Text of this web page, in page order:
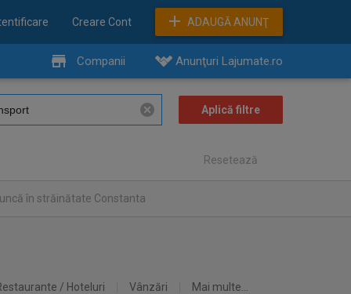
Creare Cont ADAUGĂ ANUNŢ
Companii Anunţuri Lajumate.ro
Resetează
în străinătate Constanta
/ Hoteluri Vânzări Mai multe...